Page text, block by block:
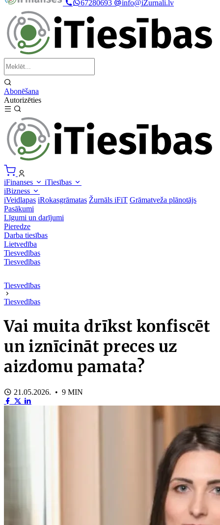
67280693
info@iZurnali.lv
Abonēšana
Autorizēties
iFinanses
iTiesības
iBizness
iVeidlapas iRokasgrāmatas Žurnāls iFiT Grāmatveža plānotājs
Pasākumi
Līgumi un darījumi
Pieredze
Darba tiesības
Lietvedība
Tiesvedības
Tiesvedības
Tiesvedības
Tiesvedības
Vai muita drīkst konfiscēt
un iznīcināt preces uz
aizdomu pamata?
21.05.2026. • 9 MIN